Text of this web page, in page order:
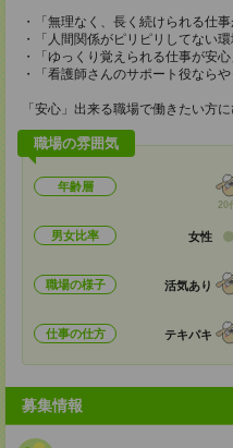
・「無理なく、長く続けられる仕事
・「人間関係がピリピリしてない環
・「ゆっくり覚えられる仕事が安心
・「看護師さんのサポート役ならや
「安心」出来る職場で働きたい方に
職場の雰囲気
年齢層
20
男女比率 女性
職場の様子 活気あり
仕事の仕方 テキパキ
募集情報